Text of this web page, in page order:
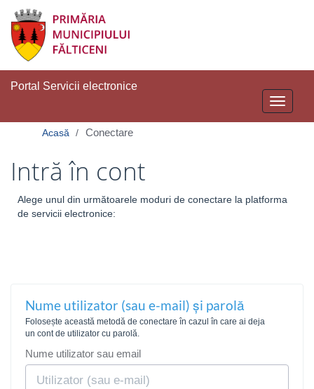
Toggle
Portal Servicii electronice
Acasă Conectare
Intră în cont
Alege unul din următoarele moduri de conectare la platforma
de servicii electronice:
Nume utilizator (sau e-mail) și parolă
Folosește această metodă de conectare în cazul în care ai deja
un cont de utilizator cu parolă.
Nume utilizator sau email